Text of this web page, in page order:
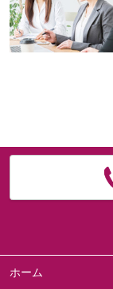
ホーム